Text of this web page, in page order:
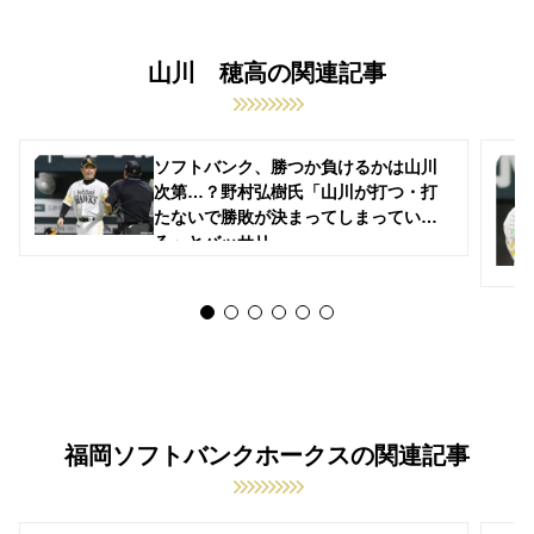
山川 穂高の関連記事
ソフトバンク、勝つか負けるかは山川
次第…？野村弘樹氏「山川が打つ・打
たないで勝敗が決まってしまってい
る」とバッサリ
福岡ソフトバンクホークスの関連記事